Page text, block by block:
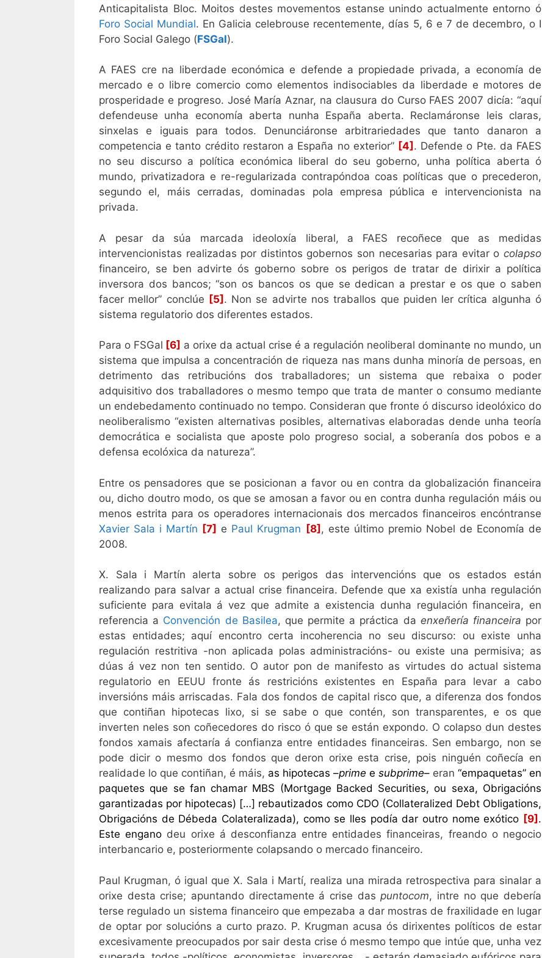
Anticapitalista Bloc. Moitos destes movementos estanse unindo actualmente entorno ó
Foro Social Mundial. En Galicia celebrouse recentemente, días 5, 6 e 7 de decembro, o I
Foro Social Galego (FSGal).
A FAES cre na liberdade económica e defende a propiedade privada, a economía de
mercado e o libre comercio como elementos indisociables da liberdade e motores de
prosperidade e progreso. José María Aznar, na clausura do Curso FAES 2007 dicía: “aquí
defendeuse unha economía aberta nunha España aberta. Reclamáronse leis claras,
sinxelas e iguais para todos. Denunciáronse arbitrariedades que tanto danaron a
competencia e tanto crédito restaron a España no exterior” [4] . Defende o Pte. da FAES
no seu discurso a política económica liberal do seu goberno, unha política aberta ó
mundo, privatizadora e re-regularizada contrapóndoa coas políticas que o precederon,
segundo el, máis cerradas, dominadas pola empresa pública e intervencionista na
privada.
A pesar da súa marcada ideoloxía liberal, a FAES recoñece que as medidas
intervencionistas realizadas por distintos gobernos son necesarias para evitar o colapso
financeiro, se ben advirte ós goberno sobre os perigos de tratar de dirixir a política
inversora dos bancos; “son os bancos os que se dedican a prestar e os que o saben
facer mellor” conclúe [5]. Non se advirte nos traballos que puiden ler crítica algunha ó
sistema regulatorio dos diferentes estados.
Para o FSGal [6] a orixe da actual crise é a regulación neoliberal dominante no mundo, un
sistema que impulsa a concentración de riqueza nas mans dunha minoría de persoas, en
detrimento das retribucións dos traballadores; un sistema que rebaixa o poder
adquisitivo dos traballadores o mesmo tempo que trata de manter o consumo mediante
un endebedamento continuado no tempo. Consideran que fronte ó discurso ideolóxico do
neoliberalismo “existen alternativas posibles, alternativas elaboradas dende unha teoría
democrática e socialista que aposte polo progreso social, a soberanía dos pobos e a
defensa ecolóxica da natureza”.
Entre os pensadores que se posicionan a favor ou en contra da globalización financeira
ou, dicho doutro modo, os que se amosan a favor ou en contra dunha regulación máis ou
menos estrita para os operadores internacionais dos mercados financeiros encóntranse
Xavier Sala i Martín [7] e Paul Krugman [8] , este último premio Nobel de Economía de
2008.
X. Sala i Martín alerta sobre os perigos das intervencións que os estados están
realizando para salvar a actual crise financeira. Defende que xa existía unha regulación
suficiente para evitala á vez que admite a existencia dunha regulación financeira, en
referencia a Convención de Basilea, que permite a práctica da enxeñería financeira por
estas entidades; aquí encontro certa incoherencia no seu discurso: ou existe unha
regulación restritiva -non aplicada polas administracións- ou existe una permisiva; as
dúas á vez non ten sentido. O autor pon de manifesto as virtudes do actual sistema
regulatorio en EEUU fronte ás restricións existentes en España para levar a cabo
inversións máis arriscadas. Fala dos fondos de capital risco que, a diferenza dos fondos
que contiñan hipotecas lixo, si se sabe o que contén, son transparentes, e os que
inverten neles son coñecedores do risco ó que se están expondo. O colapso dun destes
fondos xamais afectaría á confianza entre entidades financeiras. Sen embargo, non se
pode dicir o mesmo dos fondos que deron orixe esta crise, pois ninguén coñecía en
realidade lo que contiñan, é máis, as hipotecas –prime e subprime– eran “empaquetas” en
paquetes que se fan chamar MBS (Mortgage Backed Securities, ou sexa, Obrigacións
garantizadas por hipotecas) […] rebautizados como CDO (Collateralized Debt Obligations,
Obrigacións de Débeda Colateralizada), como se lles podía dar outro nome exótico [9] .
Este engano deu orixe á desconfianza entre entidades financeiras, freando o negocio
interbancario e, posteriormente colapsando o mercado financeiro.
Paul Krugman, ó igual que X. Sala i Martí, realiza una mirada retrospectiva para sinalar a
orixe desta crise; apuntando directamente á crise daspuntocom, intre no que debería
terse regulado un sistema financeiro que empezaba a dar mostras de fraxilidade en lugar
de optar por solucións a curto prazo. P. Krugman acusa ós dirixentes políticos de estar
excesivamente preocupados por sair desta crise ó mesmo tempo que intúe que, unha vez